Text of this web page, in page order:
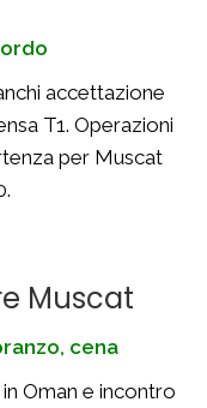
accettazione
T1. Operazioni
per Muscat
Muscat
cena
Oman e incontro